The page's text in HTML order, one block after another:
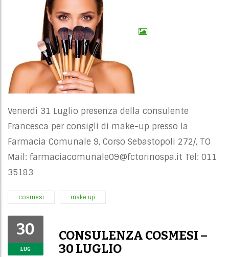
Venerdì 31 Luglio presenza della consulente
Francesca per consigli di make-up presso la
Farmacia Comunale 9, Corso Sebastopoli 272/, TO
Mail: farmaciacomunale09@fctorinospa.it Tel: 011
35183
cosmesi make up
30
LUG
CONSULENZA COSMESI –
30 LUGLIO